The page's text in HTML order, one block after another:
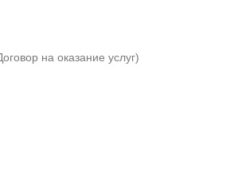
55
на оказание услуг)